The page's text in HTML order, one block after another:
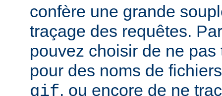
confère une grande
traçage des requêtes.
pouvez choisir de ne
pour des noms de
gif, ou encore de ne